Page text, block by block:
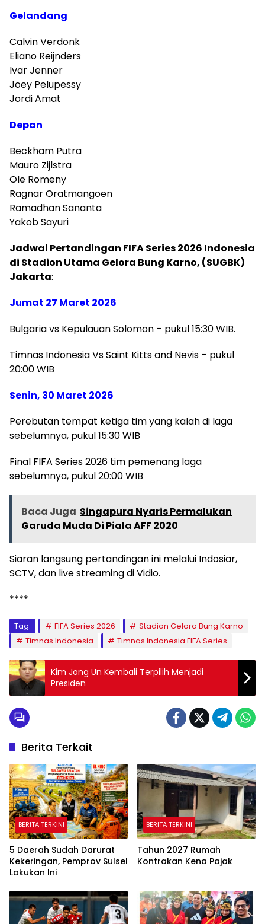
Gelandang
Calvin Verdonk
Eliano Reijnders
Ivar Jenner
Joey Pelupessy
Jordi Amat
Depan
Beckham Putra
Mauro Zijlstra
Ole Romeny
Ragnar Oratmangoen
Ramadhan Sananta
Yakob Sayuri
Jadwal Pertandingan FIFA Series 2026 Indonesia
di Stadion Utama Gelora Bung Karno, (SUGBK)
Jakarta:
Jumat 27 Maret 2026
Bulgaria vs Kepulauan Solomon – pukul 15:30 WIB.
Timnas Indonesia Vs Saint Kitts and Nevis – pukul
20:00 WIB
Senin, 30 Maret 2026
Perebutan tempat ketiga tim yang kalah di laga
sebelumnya, pukul 15:30 WIB
Final FIFA Series 2026 tim pemenang laga
sebelumnya, pukul 20:00 WIB
Baca Juga Singapura Nyaris Permalukan
Garuda Muda Di Piala AFF 2020
Siaran langsung pertandingan ini melalui Indosiar,
SCTV, dan live streaming di Vidio.
****
Tag: FIFA Series 2026
Stadion Gelora Bung Karno
Timnas Indonesia
Timnas Indonesia FIFA Series
Kim Jong Un Kembali Terpilih Menjadi
Presiden
Berita Terkait
BERITA TERKINI
5 Daerah Sudah Darurat
Kekeringan, Pemprov Sulsel
Lakukan Ini
BERITA TERKINI
Tahun 2027 Rumah
Kontrakan Kena Pajak